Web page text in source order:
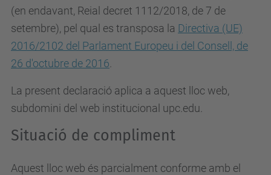
(en endavant, Reial decret 1112/2018, de 7 de
setembre), pel qual es transposa la Directiva (UE)
2016/2102 del Parlament Europeu i del Consell, de
26 d'octubre de 2016
La present declaració aplica a aquest lloc web,
subdomini del web institucional upc.edu.
Situació de compliment
Aquest lloc web és parcialment conforme amb el